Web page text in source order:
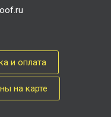
и оплата
на карте